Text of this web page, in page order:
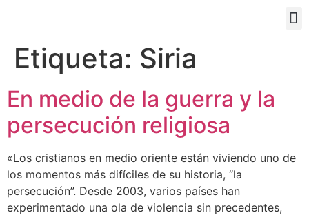
Etiqueta: Siria
En medio de la guerra y la
persecución religiosa
«Los cristianos en medio oriente están viviendo uno de
los momentos más difíciles de su historia, “la
persecución”. Desde 2003, varios países han
experimentado una ola de violencia sin precedentes,